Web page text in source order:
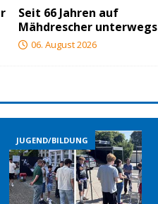
Seit 66 Jahren auf
Mähdrescher unterwegs
06. August 2026
JUGEND/BILDUNG